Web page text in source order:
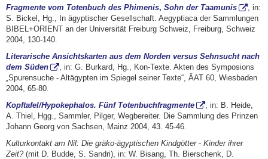
Fragmente vom Totenbuch des Phimenis, Sohn der Taamunis
, in:
S. Bickel, Hg., In ägyptischer Gesellschaft. Aegyptiaca der Sammlungen
BIBEL+ORIENT an der Universität Freiburg Schweiz, Freiburg, Schweiz
2004, 130-140.
Literarische Ansichtskarten aus dem Norden versus Sehnsucht nach
dem Süden
, in: G. Burkard, Hg., Kon-Texte. Akten des Symposions
„Spurensuche - Altägypten im Spiegel seiner Texte“, ÄAT 60, Wiesbaden
2004, 65-80.
Kopftafel/Hypokephalos. Fünf Totenbuchfragmente
, in: B. Heide,
A. Thiel, Hgg., Sammler, Pilger, Wegbereiter. Die Sammlung des Prinzen
Johann Georg von Sachsen, Mainz 2004, 43. 45-46.
Kulturkontakt am Nil: Die gräko-ägyptischen Kindgötter - Kinder ihrer
Zeit?(mit D. Budde, S. Sandri), in: W. Bisang, Th. Bierschenk, D.